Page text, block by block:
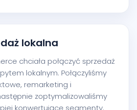
lokalna
chciała połączyć sprzedaż
lokalnym. Połączyliśmy
remarketing i
zoptymalizowaliśmy
konwertujące segmenty.